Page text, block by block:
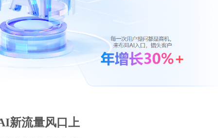
新流量风口上